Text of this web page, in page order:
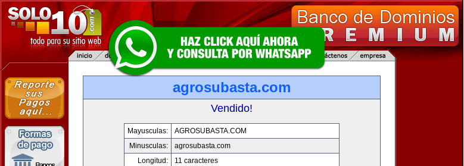
agrosubasta.com
Vendido!
Mayusculas:
AGROSUBASTA.COM
Minusculas:
agrosubasta.com
Longitud:
11 caracteres